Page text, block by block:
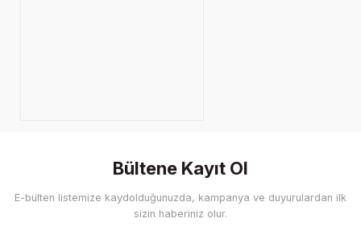
Bültene Kayıt Ol
E-bülten listemize kaydolduğunuzda, kampanya ve duyurulardan ilk
sizin haberiniz olur.